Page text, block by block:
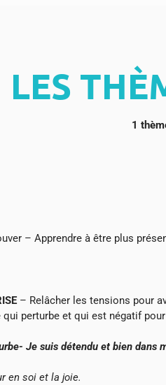
LES
1
– Apprendre à être plus
– Relâcher les tensions pour
perturbe et qui est négatif
Je suis détendu et bien dans
en soi et la joie.